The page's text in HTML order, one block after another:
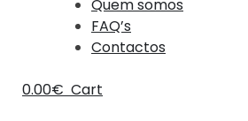
Quem somos
FAQ’s
Contactos
0.00€ Cart